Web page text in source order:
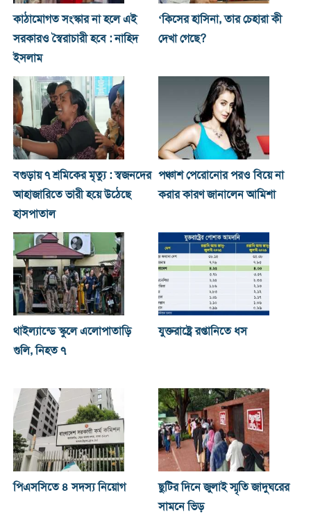
কাঠামোগত সংস্কার না হলে এই
সরকারও স্বৈরাচারী হবে : নাহিদ
ইসলাম
‘কিসের হাসিনা, তার চেহারা কী
দেখা গেছে?
বগুড়ায় ৭ শ্রমিকের মৃত্যু : স্বজনদের
আহাজারিতে ভারী হয়ে উঠেছে
হাসপাতাল
পঞ্চাশ পেরোনোর পরও বিয়ে না
করার কারণ জানালেন আমিশা
থাইল্যান্ডে স্কুলে এলোপাতাড়ি
গুলি, নিহত ৭
যুক্তরাষ্ট্রে রপ্তানিতে ধস
পিএসসিতে ৪ সদস্য নিয়োগ
ছুটির দিনে জুলাই স্মৃতি জাদুঘরের
সামনে ভিড়